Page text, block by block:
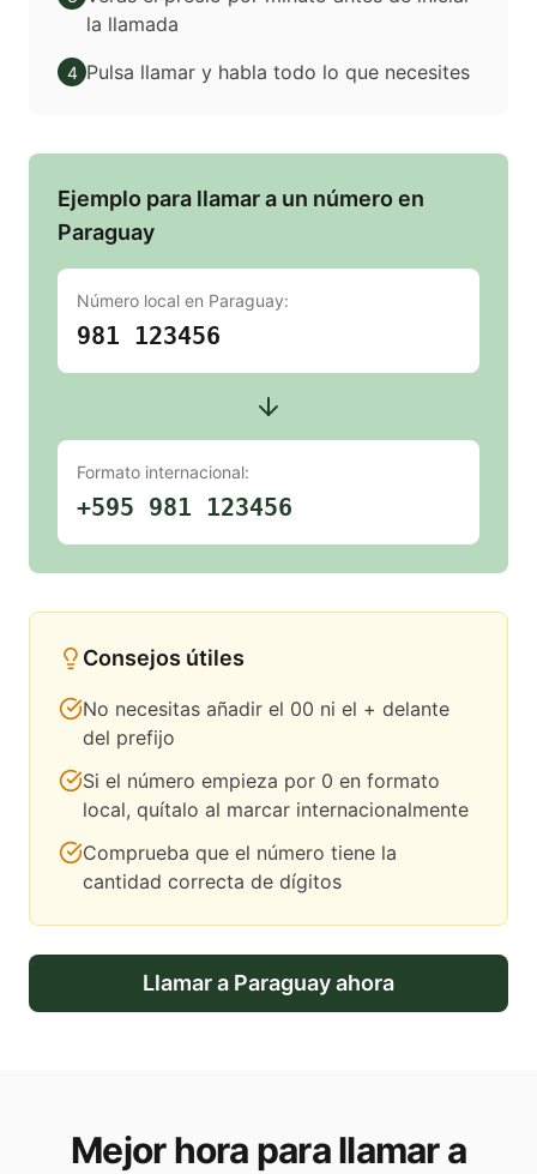
la llamada
4 Pulsa llamar y habla todo lo que necesites
Ejemplo para llamar a un número en
Paraguay
Número local en Paraguay:
981 123456
Formato internacional:
+595 981 123456
Consejos útiles
No necesitas añadir el 00 ni el + delante
del prefijo
Si el número empieza por 0 en formato
local, quítalo al marcar internacionalmente
Comprueba que el número tiene la
cantidad correcta de dígitos
Llamar a Paraguayahora
Mejor hora para llamar a